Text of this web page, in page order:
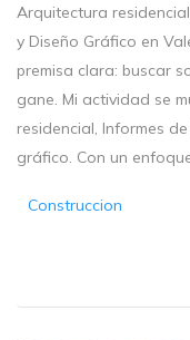
Arquitectura
y Diseño Gráfico en
premisa clara: buscar
gane. Mi actividad se
residencial, Informes
gráfico. Con un
Construccion